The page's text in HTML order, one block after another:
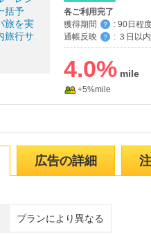
各ご利用完了
獲得期間
？ : 90日程
通帳反映
？ : ３日以内
4.0%
+5%mile
広告の詳細
プランにより異なる